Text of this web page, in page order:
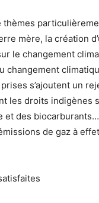
thèmes
mère, la création
le changement
changement
s’ajoutent un
les droits indigènes
et des
de gaz à